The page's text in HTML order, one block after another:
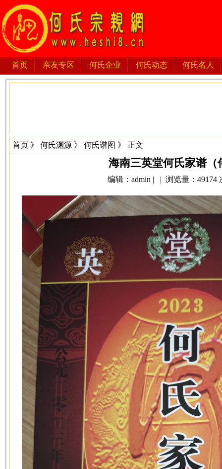
首页 亲友专区 何氏企业 何氏动态 何氏名人
首页 》 何氏渊源 》 何氏谱图 》 正文
海南三英堂何氏家谱（
编辑：admin | | 浏览量：49174